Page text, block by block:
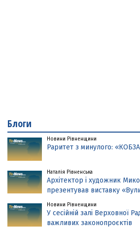
Блоги
Новини Рівненщини
Раритет з минулого:
Наталія Рівненська
Архітектор і художник
презентував виставку
Новини Рівненщини
У сесійній залі Верховної
важливих законопроєктів